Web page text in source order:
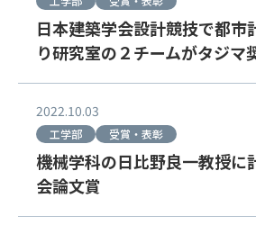
日本建築学会設計競技で都市
り研究室の２チームがタジマ
2022.10.03
工学部 受賞・表彰
機械学科の日比野良一教授に
会論文賞